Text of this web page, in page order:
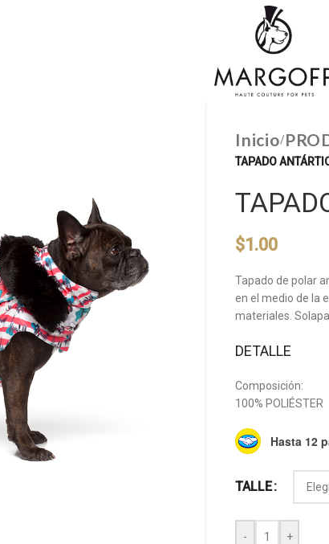
Inicio/
TAPADO
$1.00
Tapado de polar
en el medio de la
materiales.
DETALLE
Composición:
100% POLIÉSTER
Hasta 12
TALLE
- +